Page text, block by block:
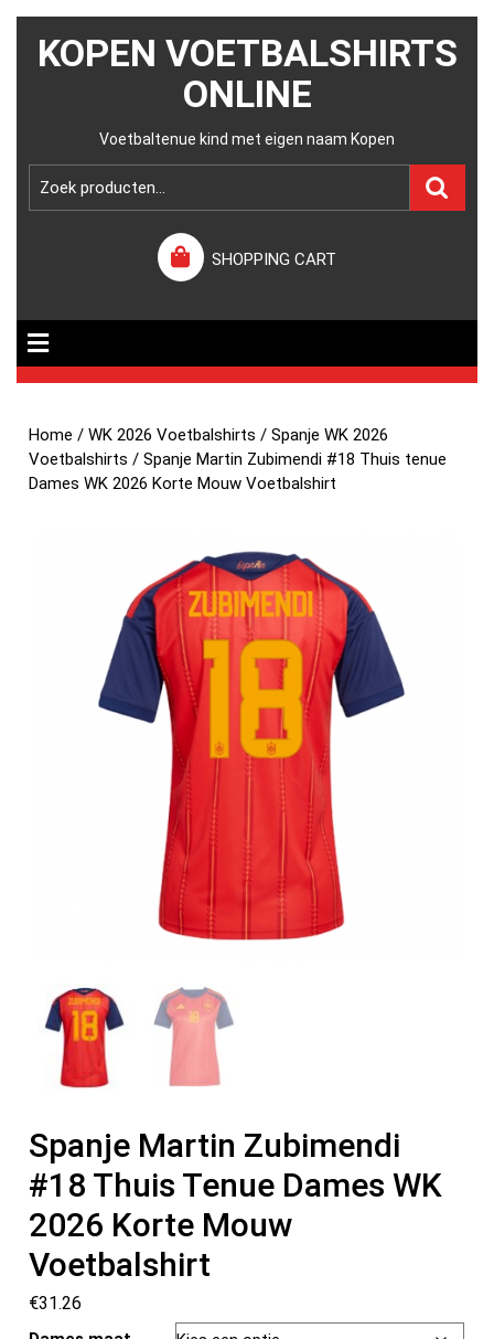
KOPEN VOETBALSHIRTS
ONLINE
Voetbaltenue kind met eigen naam Kopen
SHOPPING CART
Home /WK 2026 Voetbalshirts /Spanje WK 2026
Voetbalshirts / Spanje Martin Zubimendi #18 Thuis tenue
Dames WK 2026 Korte Mouw Voetbalshirt
Spanje Martin Zubimendi
#18 Thuis Tenue Dames WK
2026 Korte Mouw
Voetbalshirt
€31.26